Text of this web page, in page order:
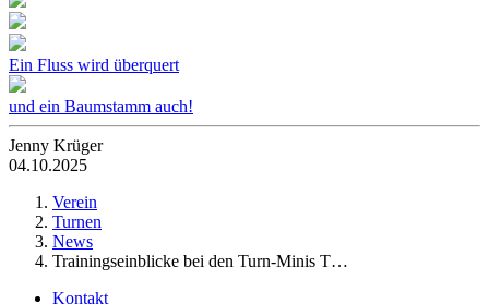
Ein Fluss wird überquert
und ein Baumstamm auch!
Jenny Krüger
04.10.2025
Verein
Turnen
News
Trainingseinblicke bei den Turn-Minis T…
Kontakt